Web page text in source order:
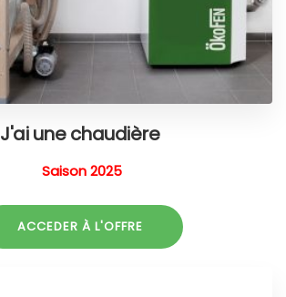
J'ai une chaudière
Saison 2025
ACCEDER À L'OFFRE